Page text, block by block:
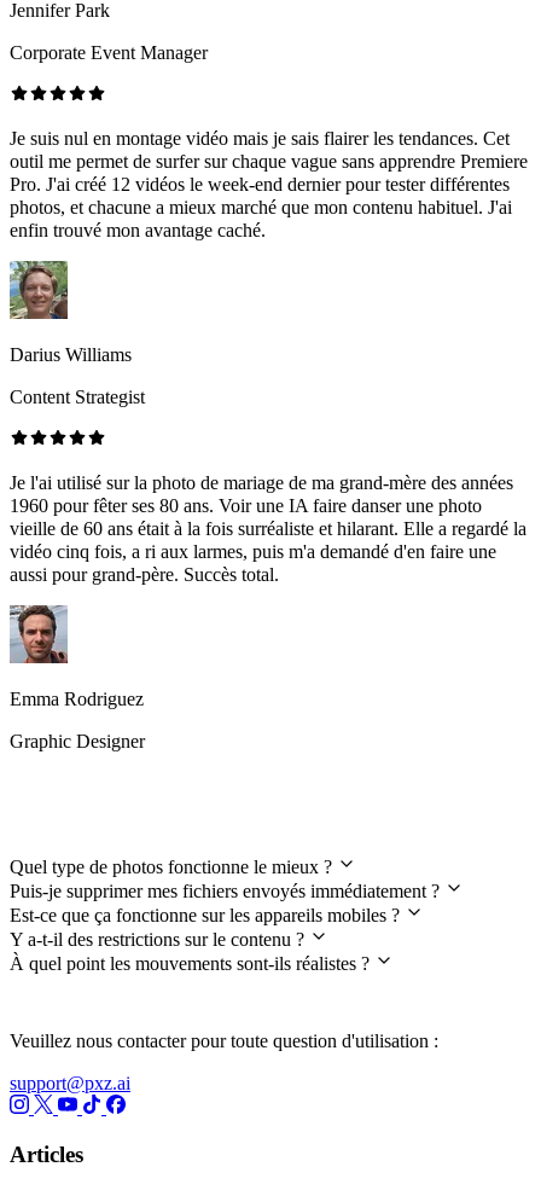
Jennifer Park
Corporate Event Manager
Je suis nul en montage vidéo mais je sais flairer les tendances. Cet
outil me permet de surfer sur chaque vague sans apprendre Premiere
Pro. J'ai créé 12 vidéos le week-end dernier pour tester différentes
photos, et chacune a mieux marché que mon contenu habituel. J'ai
enfin trouvé mon avantage caché.
Darius Williams
Content Strategist
Je l'ai utilisé sur la photo de mariage de ma grand-mère des années
1960 pour fêter ses 80 ans. Voir une IA faire danser une photo
vieille de 60 ans était à la fois surréaliste et hilarant. Elle a regardé la
vidéo cinq fois, a ri aux larmes, puis m'a demandé d'en faire une
aussi pour grand-père. Succès total.
Emma Rodriguez
Graphic Designer
Quel type de photos fonctionne le mieux ?
Puis-je supprimer mes fichiers envoyés immédiatement ?
Est-ce que ça fonctionne sur les appareils mobiles ?
Y a-t-il des restrictions sur le contenu ?
À quel point les mouvements sont-ils réalistes ?
Veuillez nous contacter pour toute question d'utilisation :
support@pxz.ai
Articles